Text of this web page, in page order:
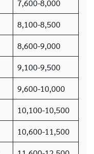
7,600-8,000
8,100-8,500
8,600-9,000
9,100-9,500
9,600-10,000
10,100-10,500
10,600-11,500